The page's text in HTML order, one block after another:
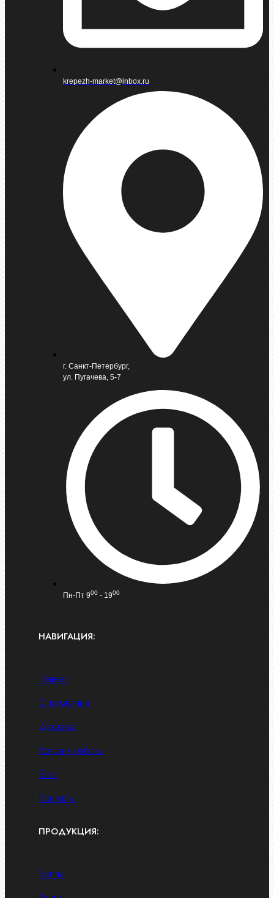
krepezh-market@inbox.ru
г. Санкт-Петербург,
ул. Пугачева, 5-7
Пн-Пт 900 - 1900
НАВИГАЦИЯ:
Главная
О компании
Доставка
Условия работы
Блог
Контакты
ПРОДУКЦИЯ:
Болты